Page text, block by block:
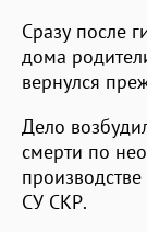
Сразу после
дома
вернулся
Дело
смерти по
СУ СКР.